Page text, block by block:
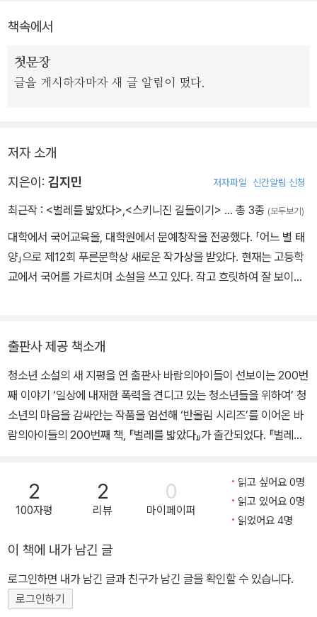
책속에서
첫문장
글을 게시하자마자 새 글 알림이 떴다.
저자 소개
지은이: 김지민 저자파일 신간알림 신청
최근작 : <벌레를 밟았다> <스키니진 길들이기> … 총 3종 (모두보기)
대학에서 국어교육을, 대학원에서 문예창작을 전공했다. 「어느 별 태
양」으로 제12회 푸른문학상 새로운 작가상을 받았다. 현재는 고등학
교에서 국어를 가르치며 소설을 쓰고 있다. 작고 흐릿하여 잘 보이지
출판사 제공 책소개
청소년 소설의 새 지평을 연 출판사 바람의아이들이 선보이는 200번
째 이야기 ‘일상에 내재한 폭력을 견디고 있는 청소년들을 위하여’ 청
소년의 마음을 감싸안는 작품을 엄선해 ‘반올림 시리즈’를 이어온 바
람의아이들의 200번째 책, 『벌레를 밟았다』가 출간되었다. 『벌레를
폭력, 또래 친구들과의 경제적 격차 등으로 인해 고민하는 청소년들
의 이야기를 담고 있다. 뉴스와 신문에서는 늘 폭력의 자극적인 면만
을 부각시키곤 하지만, 사람은 겉으로 드러나는 것보다 보이지 않는
에게 있어 이러한 폭력은 때때로 삶을 뒤흔드는 깊은 상처를 남긴다.
자신의 존재를 계속해서 부정당할 때, 우리는 어떻게 스스로를 지키
는 사람으로 성장할 수 있을까? 『벌레를 밟았다』는 청소년들의 위태
로운 일상에 따뜻한 응원을 보내고자 하는 마음을 담았다. ‘나는 벌레
2
100자평
2
리뷰
0
마이페이퍼
읽고 싶어요 0명
읽고 있어요 0명
읽었어요 4명
이 책에 내가 남긴 글
로그인하면 내가 남긴 글과 친구가 남긴 글을 확인할 수 있습니다.
로그인하기